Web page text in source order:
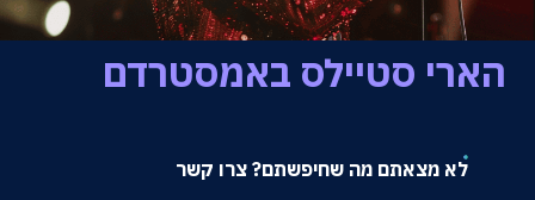
אירועי ספורט באירופה
בלוג
הארי סטיילס באמסטרדם
לא מצאתם מה שחיפשתם? צרו קשר